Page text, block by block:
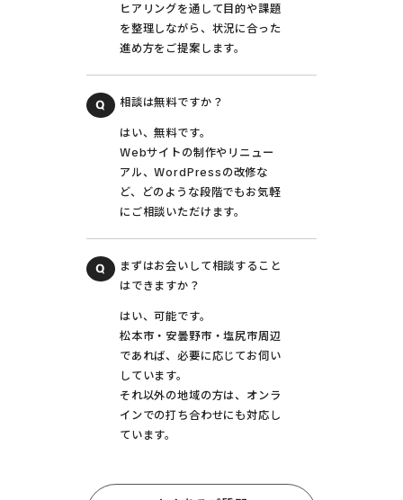
ヒアリングを通して目的や課題
を整理しながら、状況に合った
進め方をご提案します。
相談は無料ですか？
はい、無料です。
Webサイトの制作やリニュー
アル、WordPressの改修な
ど、どのような段階でもお気軽
にご相談いただけます。
まずはお会いして相談すること
はできますか？
はい、可能です。
松本市・安曇野市・塩尻市周辺
であれば、必要に応じてお伺い
しています。
それ以外の地域の方は、オンラ
インでの打ち合わせにも対応し
ています。